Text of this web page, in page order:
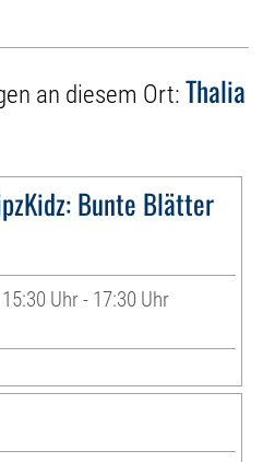
an diesem Ort: Thalia
Bunte Blätter
Uhr - 17:30 Uhr